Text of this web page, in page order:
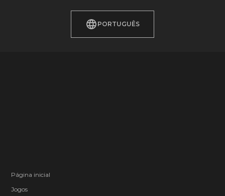
PORTUGUÊS
Página inicial
Jogos